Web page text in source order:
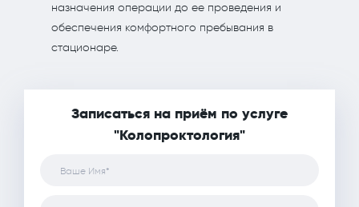
назначения операции до ее проведения и
обеспечения комфортного пребывания в
стационаре.
Записаться на приём по услуге
"Колопроктология"
Ваше Имя*